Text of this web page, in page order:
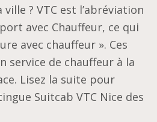
? VTC est l’abréviation
avec Chauffeur, ce qui
avec chauffeur ». Ces
service de chauffeur à la
Lisez la suite pour
Suitcab VTC Nice des